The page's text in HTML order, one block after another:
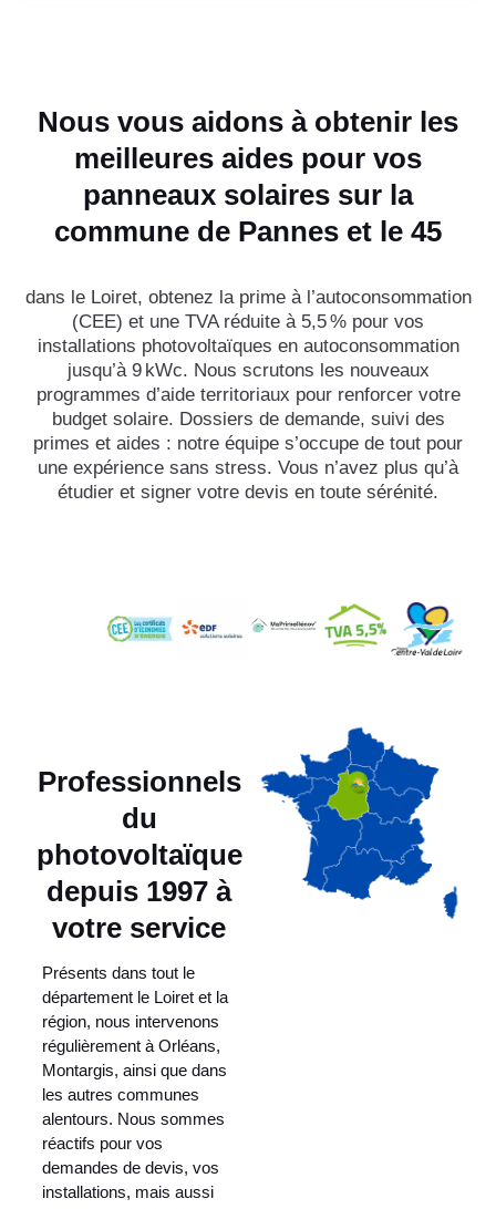
Nous vous aidons à obtenir les
meilleures aides pour vos
panneaux solaires sur la
commune de Pannes et le 45
dans le Loiret, obtenez la prime à l’autoconsommation
(CEE) et une TVA réduite à 5,5 % pour vos
installations photovoltaïques en autoconsommation
jusqu’à 9 kWc. Nous scrutons les nouveaux
programmes d’aide territoriaux pour renforcer votre
budget solaire. Dossiers de demande, suivi des
primes et aides : notre équipe s’occupe de tout pour
une expérience sans stress. Vous n’avez plus qu’à
étudier et signer votre devis en toute sérénité.
Professionnels
du
photovoltaïque
depuis 1997 à
votre service
Présents dans tout le
département le Loiret et la
région, nous intervenons
régulièrement à Orléans,
Montargis, ainsi que dans
les autres communes
alentours. Nous sommes
réactifs pour vos
demandes de devis, vos
installations, mais aussi